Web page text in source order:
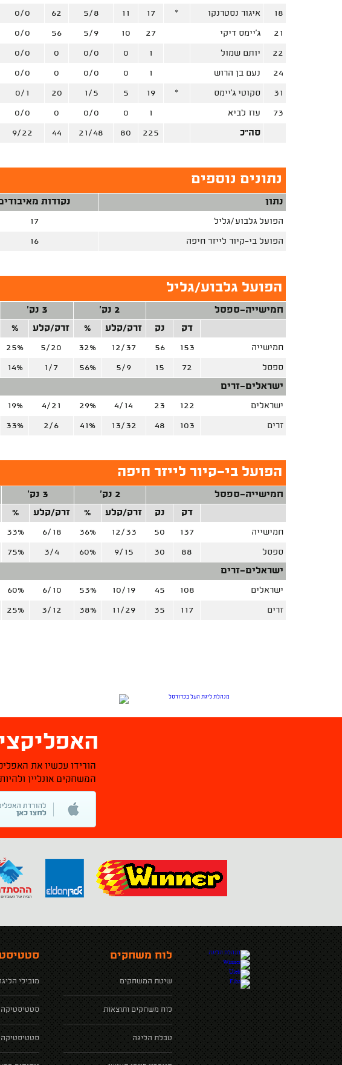
18 איגור נסטרנקו *
17
11
5/8
62
0/0
21 ג'יימס דיקי 27
10
5/9
56
0/0
22 יותם שמול 1
0
0/0
0
0/0
24 נעם בן הרוש 1
0
0/0
0
0/0
31 סקוטי ג'יימס *
19
5
1/5
20
0/1
73 עוז לביא 1
0
0/0
0
0/0
סה"כ 225
80
21/48
44
9/22
נתונים נוספים
נתון נקודות
הפועל גלבוע/גליל 17
הפועל בי-קיור לייזר חיפה 16
הפועל גלבוע/גליל
חמישייה-ספסל 2 נק' 3 נק'
דק
נק זרק/קלע % זרק/קלע %
חמישייה 153
56
12/37
32%
5/20
25%
ספסל 72
15
5/9
56%
1/7
14%
ישראלים-זרים
ישראלים 122
23
4/14
29%
4/21
19%
זרים 103
48
13/32
41%
2/6
33%
הפועל בי-קיור לייזר חיפה
חמישייה-ספסל 2 נק' 3 נק'
דק
נק זרק/קלע % זרק/קלע %
חמישייה 137
50
12/33
36%
6/18
33%
ספסל 88
30
9/15
60%
3/4
75%
ישראלים-זרים
ישראלים 108
45
10/19
53%
6/10
60%
זרים 117
35
11/29
38%
3/12
25%
הורידו עכשיו את
המשחקים אונליין
לוח משחקים
שיטת המשחקים
לוח משחקים ותוצאות
טבלת הליגה
מובילי